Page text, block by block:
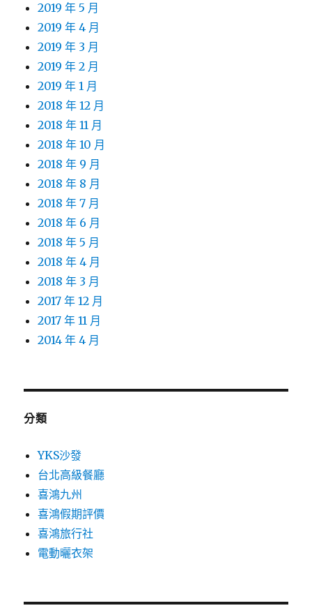
2019 年 5 月
2019 年 4 月
2019 年 3 月
2019 年 2 月
2019 年 1 月
2018 年 12 月
2018 年 11 月
2018 年 10 月
2018 年 9 月
2018 年 8 月
2018 年 7 月
2018 年 6 月
2018 年 5 月
2018 年 4 月
2018 年 3 月
2017 年 12 月
2017 年 11 月
2014 年 4 月
分類
YKS沙發
台北高級餐廳
喜鴻九州
喜鴻假期評價
喜鴻旅行社
電動曬衣架